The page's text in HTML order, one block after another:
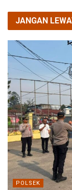
JANGAN
POLSEK